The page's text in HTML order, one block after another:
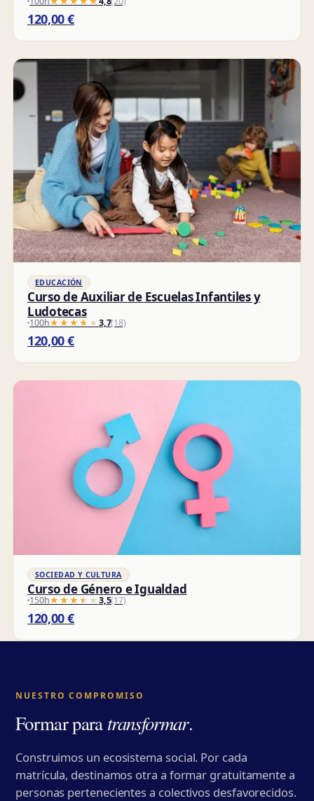
120,00€
EDUCACIÓN
Curso de Auxiliar de Escuelas Infantiles y
Ludotecas
100h★★★★★
★★★★★3,7(18)
120,00€
SOCIEDAD Y CULTURA
Curso de Género e Igualdad
150h★★★★★
★★★★★3,5(17)
120,00€
NUESTRO COMPROMISO
Formar paratransformar.
Construimos un ecosistema social. Por cada
matrícula, destinamos otra a formar gratuitamente a
personas pertenecientes a colectivos desfavorecidos.